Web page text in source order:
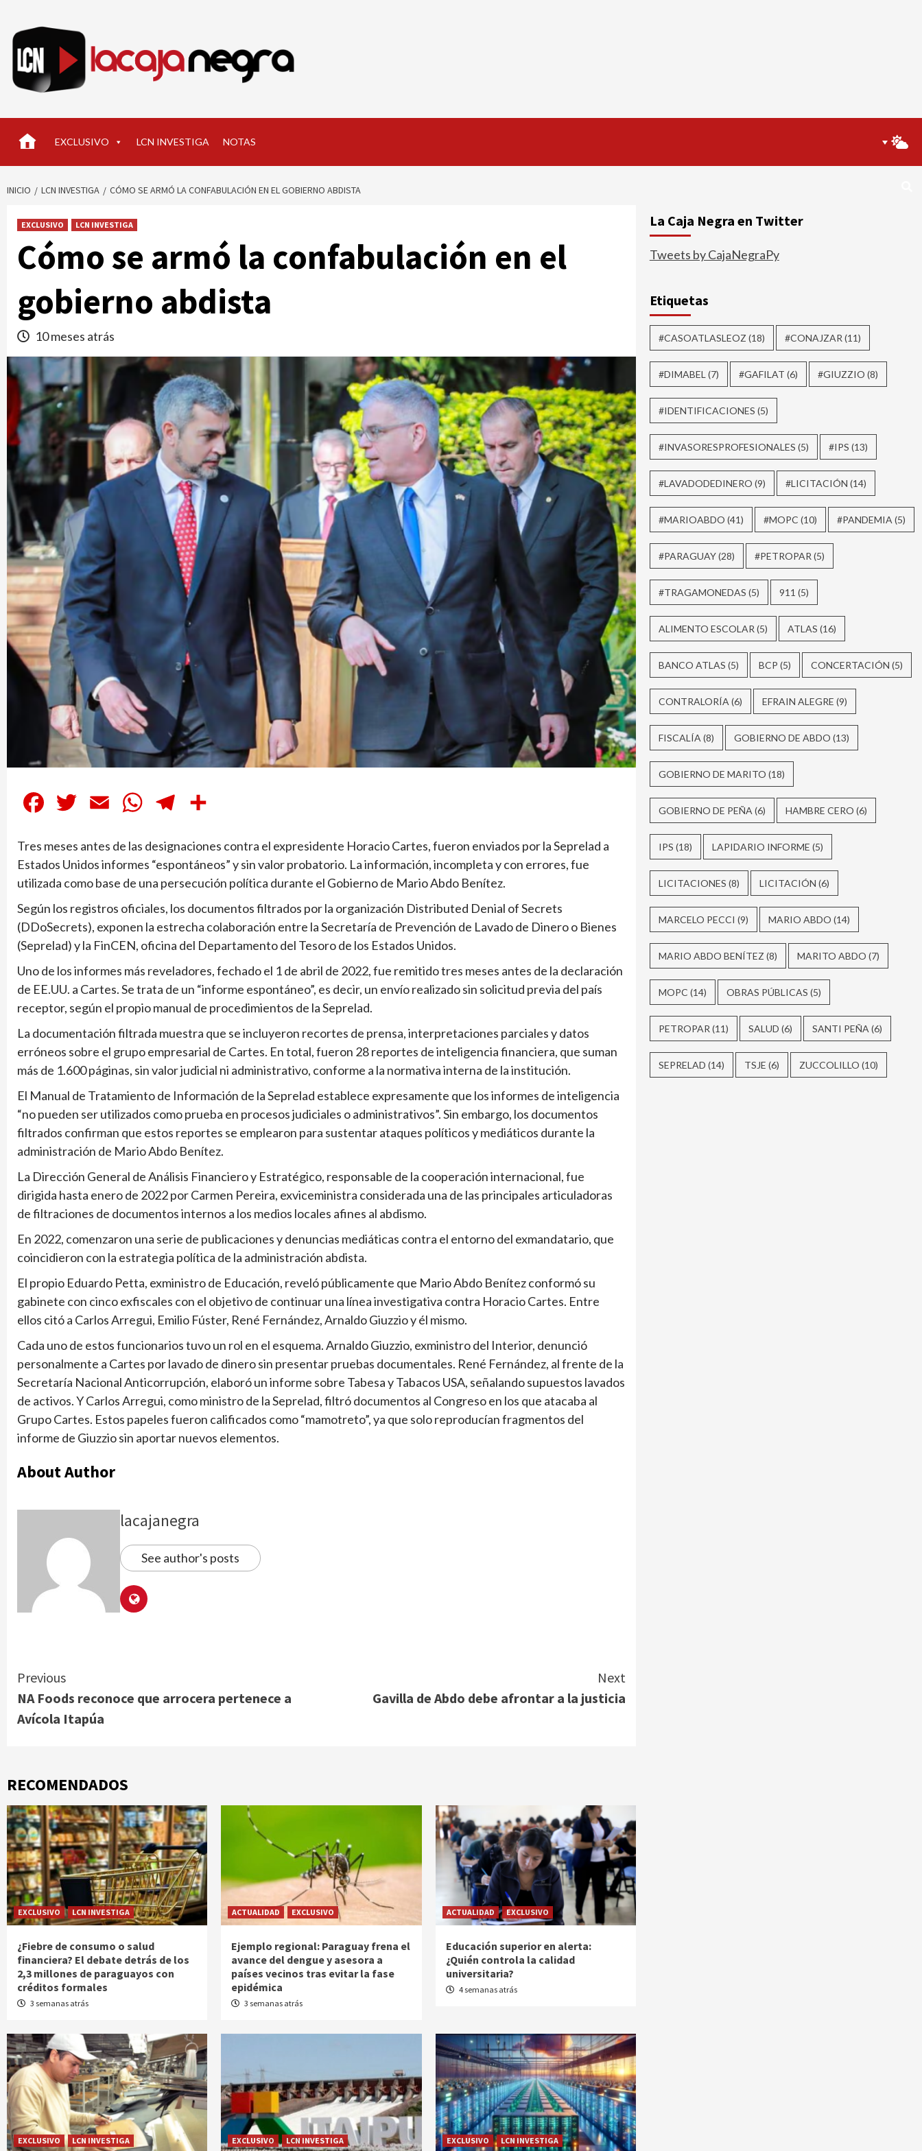
contenido
EXCLUSIVO LCN INVESTIGA NOTAS
INICIO LCN INVESTIGA CÓMO SE ARMÓ LA CONFABULACIÓN EN EL GOBIERNO ABDISTA
EXCLUSIVO LCN INVESTIGA
Cómo se armó la confabulación en el
gobierno abdista
10 meses atrás
FacebookTwitter Email WhatsAppTelegram
Tres meses antes de las designaciones contra el expresidente Horacio Cartes, fueron enviados por la Seprelad a
Estados Unidos informes “espontáneos” y sin valor probatorio. La información, incompleta y con errores, fue
utilizada como base de una persecución política durante el Gobierno de Mario Abdo Benítez.
Según los registros oficiales, los documentos filtrados por la organización Distributed Denial of Secrets
(DDoSecrets), exponen la estrecha colaboración entre la Secretaría de Prevención de Lavado de Dinero o Bienes
(Seprelad) y la FinCEN, oficina del Departamento del Tesoro de los Estados Unidos.
Uno de los informes más reveladores, fechado el 1 de abril de 2022, fue remitido tres meses antes de la declaración
de EE.UU. a Cartes. Se trata de un “informe espontáneo”, es decir, un envío realizado sin solicitud previa del país
receptor, según el propio manual de procedimientos de la Seprelad.
La documentación filtrada muestra que se incluyeron recortes de prensa, interpretaciones parciales y datos
erróneos sobre el grupo empresarial de Cartes. En total, fueron 28 reportes de inteligencia financiera, que suman
más de 1.600 páginas, sin valor judicial ni administrativo, conforme a la normativa interna de la institución.
El Manual de Tratamiento de Información de la Seprelad establece expresamente que los informes de inteligencia
“no pueden ser utilizados como prueba en procesos judiciales o administrativos”. Sin embargo, los documentos
filtrados confirman que estos reportes se emplearon para sustentar ataques políticos y mediáticos durante la
administración de Mario Abdo Benítez.
La Dirección General de Análisis Financiero y Estratégico, responsable de la cooperación internacional, fue
dirigida hasta enero de 2022 por Carmen Pereira, exviceministra considerada una de las principales articuladoras
de filtraciones de documentos internos a los medios locales afines al abdismo.
En 2022, comenzaron una serie de publicaciones y denuncias mediáticas contra el entorno del exmandatario, que
coincidieron con la estrategia política de la administración abdista.
El propio Eduardo Petta, exministro de Educación, reveló públicamente que Mario Abdo Benítez conformó su
gabinete con cinco exfiscales con el objetivo de continuar una línea investigativa contra Horacio Cartes. Entre
ellos citó a Carlos Arregui, Emilio Fúster, René Fernández, Arnaldo Giuzzio y él mismo.
Cada uno de estos funcionarios tuvo un rol en el esquema. Arnaldo Giuzzio, exministro del Interior, denunció
personalmente a Cartes por lavado de dinero sin presentar pruebas documentales. René Fernández, al frente de la
Secretaría Nacional Anticorrupción, elaboró un informe sobre Tabesa y Tabacos USA, señalando supuestos lavados
de activos. Y Carlos Arregui, como ministro de la Seprelad, filtró documentos al Congreso en los que atacaba al
Grupo Cartes. Estos papeles fueron calificados como “mamotreto”, ya que solo reproducían fragmentos del
informe de Giuzzio sin aportar nuevos elementos.
About Author
lacajanegra
See author's posts
Continue
Reading
Previous
NA Foods reconoce que arrocera pertenece a
Avícola Itapúa
Next
Gavilla de Abdo debe afrontar a la justicia
RECOMENDADOS
EXCLUSIVO LCN INVESTIGA
¿Fiebre de consumo o salud
financiera? El debate detrás de los
2,3 millones de paraguayos con
créditos formales
3 semanas atrás
ACTUALIDAD EXCLUSIVO
Ejemplo regional: Paraguay frena el
avance del dengue y asesora a
países vecinos tras evitar la fase
epidémica
3 semanas atrás
ACTUALIDAD EXCLUSIVO
Educación superior en alerta:
¿Quién controla la calidad
universitaria?
4 semanas atrás
EXCLUSIVO LCN INVESTIGA EXCLUSIVO LCN INVESTIGA EXCLUSIVO LCN INVESTIGA
La Caja Negra en Twitter
Tweets by CajaNegraPy
Etiquetas
#CASOATLASLEOZ (18) #CONAJZAR (11)
#DIMABEL (7) #GAFILAT (6) #GIUZZIO (8)
#IDENTIFICACIONES (5)
#INVASORESPROFESIONALES (5) #IPS (13)
#LAVADODEDINERO (9) #LICITACIÓN (14)
#MARIOABDO (41) #MOPC (10) #PANDEMIA (5)
#PARAGUAY(28) #PETROPAR (5)
#TRAGAMONEDAS (5) 911 (5)
ALIMENTO ESCOLAR (5) ATLAS (16)
BANCO ATLAS (5) BCP (5) CONCERTACIÓN (5)
CONTRALORÍA (6) EFRAIN ALEGRE (9)
FISCALÍA (8) GOBIERNO DE ABDO (13)
GOBIERNO DE MARITO (18)
GOBIERNO DE PEÑA (6) HAMBRE CERO (6)
IPS (18) LAPIDARIO INFORME (5)
LICITACIONES (8) LICITACIÓN (6)
MARCELO PECCI (9) MARIO ABDO (14)
MARIO ABDO BENÍTEZ (8) MARITO ABDO (7)
MOPC (14) OBRAS PÚBLICAS (5)
PETROPAR (11) SALUD (6) SANTI PEÑA (6)
SEPRELAD (14) TSJE (6) ZUCCOLILLO (10)